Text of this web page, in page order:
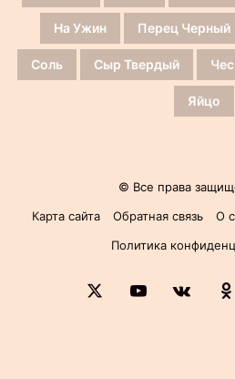
На Ужин Перец Черный
Соль Сыр Твердый
Яйцо
© Все права
Карта сайта
Обратная связь О
Политика
YouTube